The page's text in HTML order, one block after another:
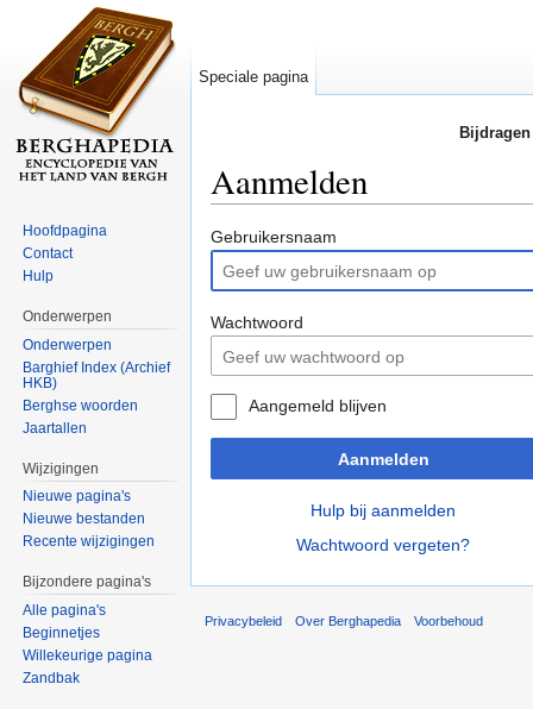
Aanmelden
Gebruikersnaam
Wachtwoord
Aangemeld blijven
Aanmelden
Hulp bij aanmelden
Wachtwoord vergeten?
Speciale pagina
Hoofdpagina
Contact
Hulp
Onderwerpen
Onderwerpen
Barghief Index (Archief
HKB)
Berghse woorden
Jaartallen
Wijzigingen
Nieuwe pagina's
Nieuwe bestanden
Recente wijzigingen
Bijzondere pagina's
Alle pagina's
Beginnetjes
Willekeurige pagina
Zandbak
Privacybeleid Over Berghapedia Voorbehoud